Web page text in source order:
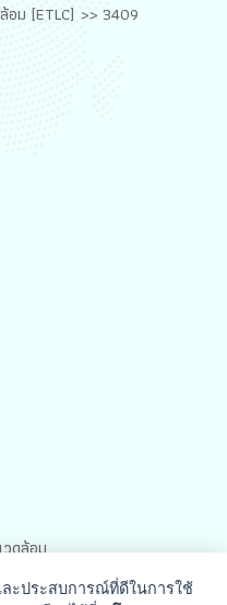
ม [ETLC] >> 3409
วดล้อม
ะประสบการณ์ที่ดีในการใช้